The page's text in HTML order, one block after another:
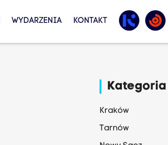
WYDARZENIA KONTAKT
Kategoria
Kraków
Tarnów